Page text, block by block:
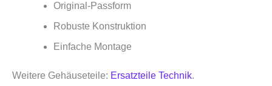
Original‑Passform
Robuste Konstruktion
Einfache Montage
Weitere Gehäuseteile: Ersatzteile Technik.